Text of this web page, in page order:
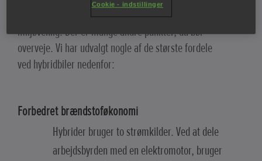
At købe en hybrid handler ikke kun om at være mere
miljøvenlig. Der er mange andre punkter, du bør
overveje. Vi har udvalgt nogle af de største fordele
ved hybridbiler nedenfor:
Forbedret brændstoføkonomi
Hybrider bruger to strømkilder. Ved at dele
arbejdsbyrden med en elektromotor, bruger
Cookie - indstillinger